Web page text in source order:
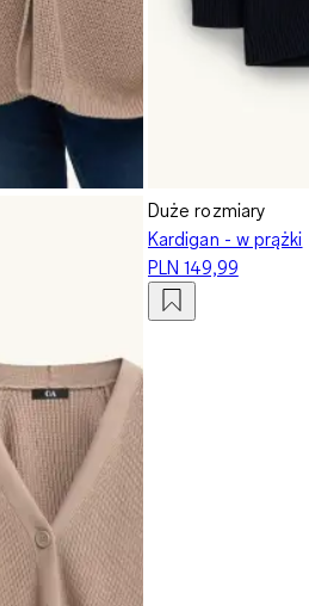
Duże rozmiary
Kardigan - w prążki
PLN 149,99